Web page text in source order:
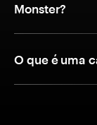
Monster?
O que é uma